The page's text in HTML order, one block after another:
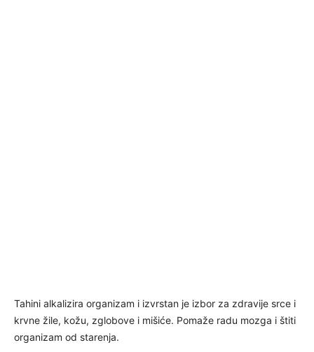
Tahini alkalizira organizam i izvrstan je izbor za zdravije srce i
krvne žile, kožu, zglobove i mišiće. Pomaže radu mozga i štiti
organizam od starenja.